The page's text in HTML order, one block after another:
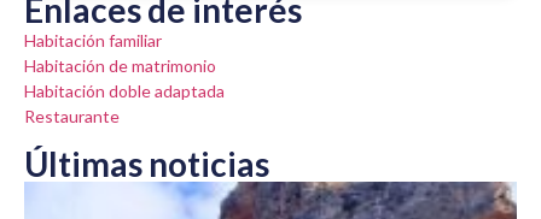
Enlaces de interés
Habitación familiar
Habitación de matrimonio
Habitación doble adaptada
Restaurante
Últimas noticias